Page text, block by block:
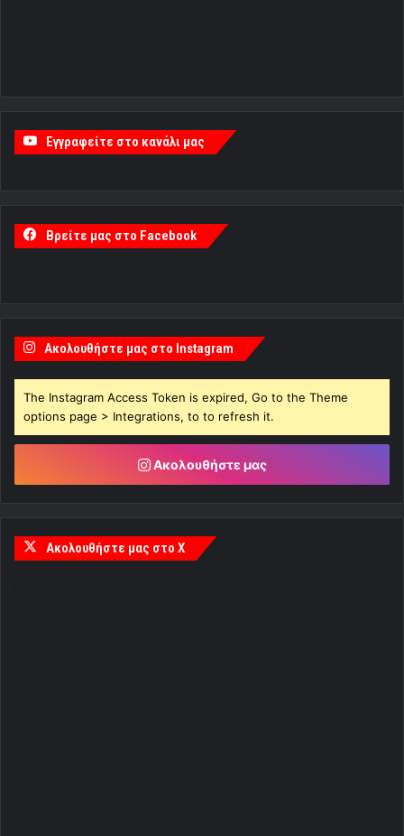
Εγγραφείτε στο κανάλι μας
Βρείτε μας στο Facebook
Ακολουθήστε μας στο Instagram
The Instagram Access Token is expired, Go to the Theme
options page > Integrations, to to refresh it.
Ακολουθήστε μας
Ακολουθήστε μας στο X